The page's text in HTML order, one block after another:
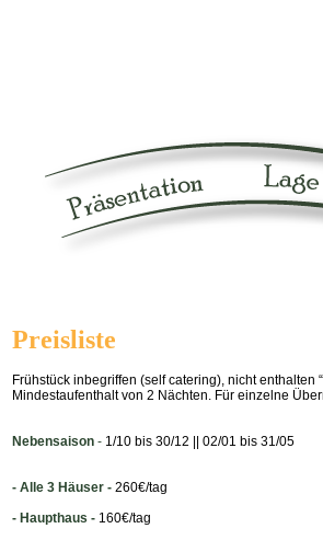
Preisliste
Frühstück inbegriffen (self catering), nicht enthalten
Mindestaufenthalt von 2 Nächten. Für einzelne
Nebensaison - 1/10 bis 30/12 || 02/01 bis 31/05
- Alle 3 Häuser - 260€/tag
- Haupthaus - 160€/tag